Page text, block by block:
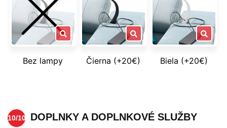
Bez lampy Čierna (+20€) Biela (+20€)
10/10 DOPLNKY A DOPLNKOVÉ SLUŽBY